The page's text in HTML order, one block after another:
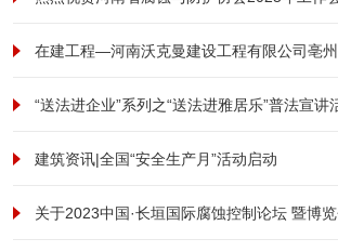
“送法进企业”系列之“送法进雅居乐”普法宣讲
建筑资讯|全国“安全生产月”活动启动
关于2023中国·长垣国际腐蚀控制论坛 暨博